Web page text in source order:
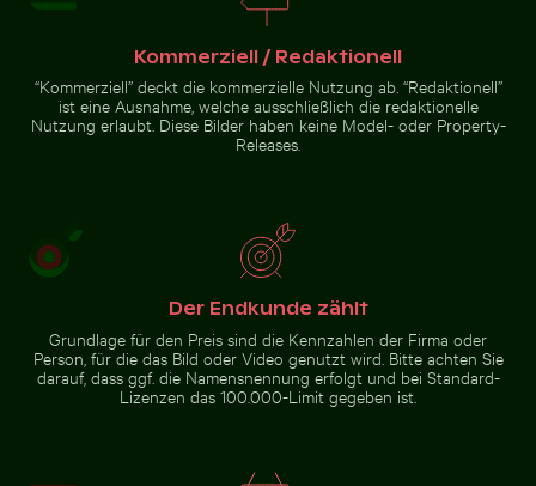
Schöne
Sonnenuntergangswolken mit
rosa Farbtönen
Traditionelles Langheckboot am
tropischen Strand
Einsamer Baum im Naturschutzgebiet Yum Balam
Einsamer Baum im
Naturschutzgebiet Yum Balam
Menschen genießen den
Flughund im farbenfrohen Himmel gleitend
Flughund im farbenfrohen
Kommerziell / Redaktionell
“Kommerziell” deckt die kommerzielle Nutzung ab. “Redaktionell”
ist eine Ausnahme, welche ausschließlich die redaktionelle
Nutzung erlaubt. Diese Bilder haben keine Model- oder Property-
Releases.
Der Endkunde zählt
Grundlage für den Preis sind die Kennzahlen der Firma oder
Person, für die das Bild oder Video genutzt wird. Bitte achten Sie
darauf, dass ggf. die Namensnennung erfolgt und bei Standard-
Lizenzen das 100.000-Limit gegeben ist.